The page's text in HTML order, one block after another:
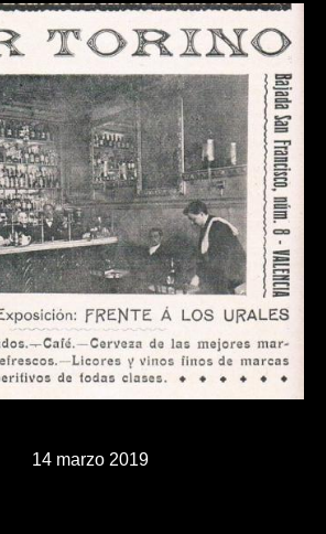
14 marzo 2019